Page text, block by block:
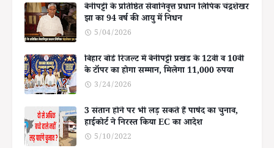
बेनीपट्टी के प्रतिष्ठित सेवानिवृत्त प्रधान लिपिक चंद्रशेखर
झा का 94 वर्ष की आयु में निधन
5/04/2026
बिहार बोर्ड रिजल्ट में बेनीपट्टी प्रखंड के 12वीं व 10वीं
के टॉपर का होगा सम्मान, मिलेगा 11,000 रुपया
3/24/2026
3 संतान होने पर भी लड़ सकते हैं पार्षद का चुनाव,
हाईकोर्ट ने निरस्त किया EC का आदेश
5/10/2022